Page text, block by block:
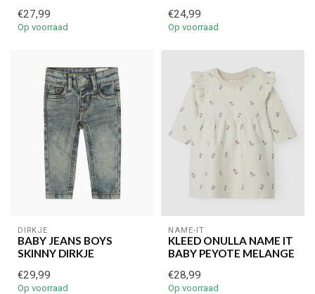
€27,99
Op voorraad
€24,99
Op voorraad
DIRKJE
BABY JEANS BOYS
SKINNY DIRKJE
€29,99
Op voorraad
NAME-IT
KLEED ONULLA NAME IT
BABY PEYOTE MELANGE
€28,99
Op voorraad